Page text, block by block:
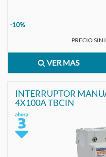
-10%
PRECIO SIN
VER MAS
INTERRUPTOR
4X100A TBCIN